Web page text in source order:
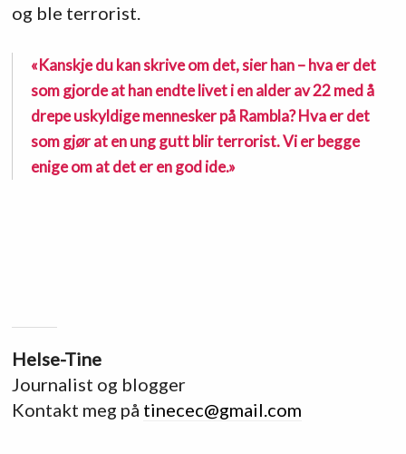
og ble terrorist.
«Kanskje du kan skrive om det, sier han – hva er det
som gjorde at han endte livet i en alder av 22 med å
drepe uskyldige mennesker på Rambla? Hva er det
som gjør at en ung gutt blir terrorist. Vi er begge
enige om at det er en god ide.»
Helse-Tine
Journalist og blogger
Kontakt meg på tinecec@gmail.com